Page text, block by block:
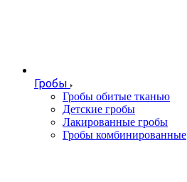
Гробы
Гробы обитые тканью
Детские гробы
Лакированные гробы
Гробы комбинированные